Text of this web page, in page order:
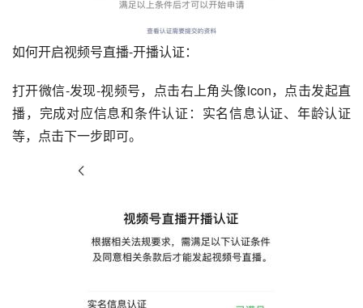
如何开启视频号直播-开播认证：
打开微信-发现-视频号，点击右上角头像icon，点击发起直
播，完成对应信息和条件认证：实名信息认证、年龄认证
等，点击下一步即可。